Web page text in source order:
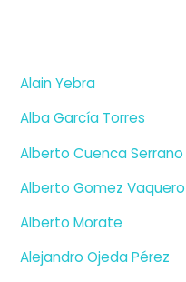
Alain Yebra
Alba García Torres
Alberto Cuenca Serrano
Alberto Gomez Vaquero
Alberto Morate
Alejandro Ojeda Pérez